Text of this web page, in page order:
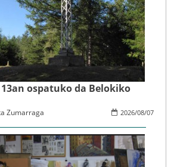
ospatuko da Belokiko
2026/08/07
Zumarraga